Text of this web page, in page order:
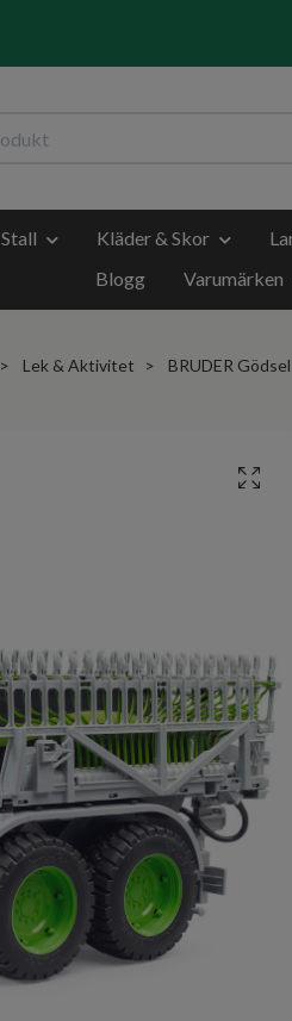
Kläder & Skor
Blogg
Varumärken
Lek & Aktivitet BRUDER